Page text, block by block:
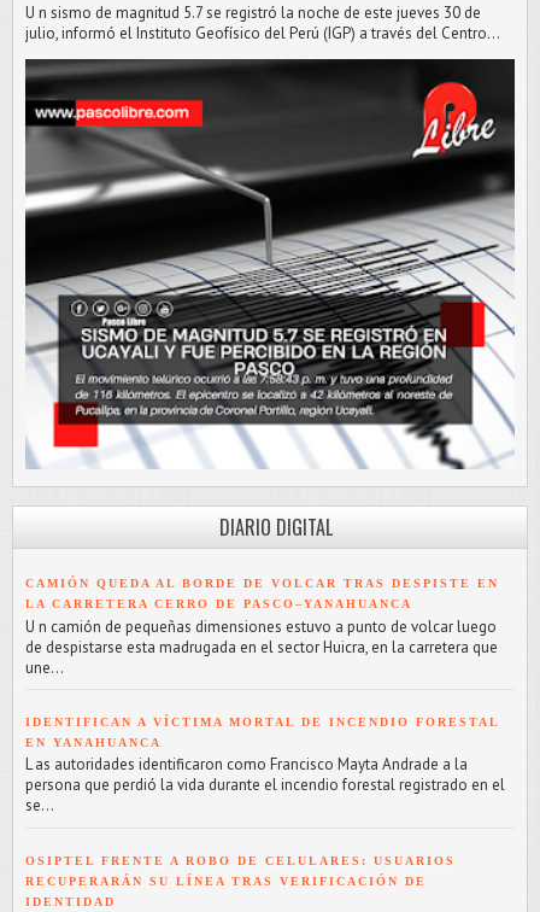
U n sismo de magnitud 5.7 se registró la noche de este jueves 30 de
julio, informó el Instituto Geofísico del Perú (IGP) a través del Centro...
DIARIO DIGITAL
CAMIÓN QUEDA AL BORDE DE VOLCAR TRAS DESPISTE EN
LA CARRETERA CERRO DE PASCO–YANAHUANCA
U n camión de pequeñas dimensiones estuvo a punto de volcar luego
de despistarse esta madrugada en el sector Huicra, en la carretera que
une...
IDENTIFICAN A VÍCTIMA MORTAL DE INCENDIO FORESTAL
EN YANAHUANCA
L as autoridades identificaron como Francisco Mayta Andrade a la
persona que perdió la vida durante el incendio forestal registrado en el
se...
OSIPTEL FRENTE A ROBO DE CELULARES: USUARIOS
RECUPERARÁN SU LÍNEA TRAS VERIFICACIÓN DE
IDENTIDAD